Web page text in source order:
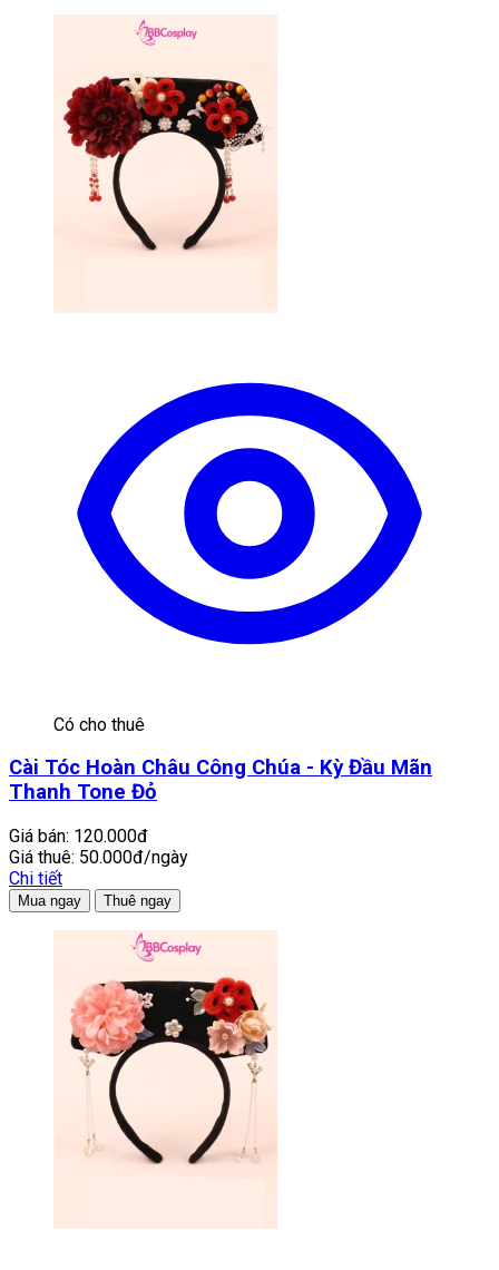
Có cho thuê
Cài Tóc Hoàn Châu Công Chúa - Kỳ Đầu Mãn
Thanh Tone Đỏ
Giá bán: 120.000đ
Giá thuê: 50.000đ/ngày
Chi tiết
Mua ngay Thuê ngay